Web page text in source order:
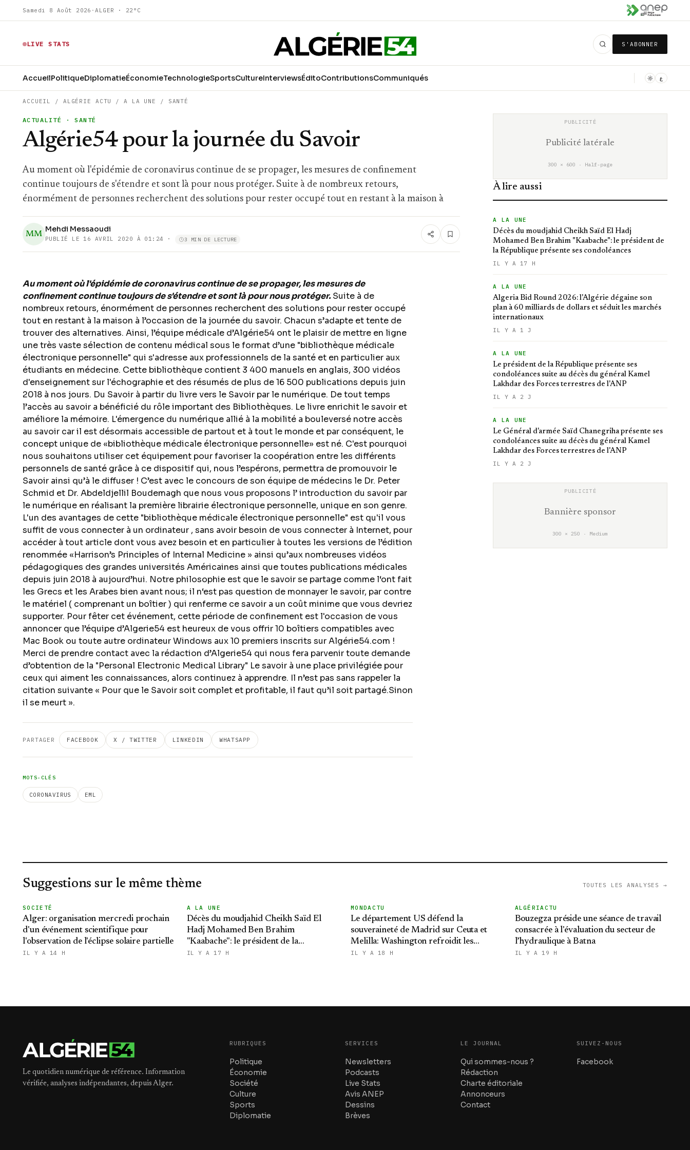
Samedi 8 Août 2026 ·ALGER · 22°C
LIVE STATS S'ABONNER
AccueilPolitiqueDiplomatieÉconomieTechnologieSportsCultureInterviewsÉditoContributionsCommuniqués ع
ACCUEIL / ALGÉRIE ACTU /A LA UNE / SANTÉ
ACTUALITÉ · SANTÉ
Algérie54 pour la journée du Savoir
Au moment où l'épidémie de coronavirus continue de se propager, les mesures de confinement
continue toujours de s'étendre et sont là pour nous protéger. Suite à de nombreux retours,
énormément de personnes recherchent des solutions pour rester occupé tout en restant à la maison à
MM
Mehdi Messaoudi
PUBLIÉ LE 16 AVRIL 2020 À 01:24 · 3 MIN DE LECTURE
Au moment où l'épidémie de coronavirus continue de se propager, les mesures de
confinement continue toujours de s'étendre et sont là pour nous protéger.Suite à de
nombreux retours, énormément de personnes recherchent des solutions pour rester occupé
tout en restant à la maison à l’occasion de la journée du savoir. Chacun s’adapte et tente de
trouver des alternatives. Ainsi, l’équipe médicale d’Algérie54 ont le plaisir de mettre en ligne
une très vaste sélection de contenu médical sous le format d’une "bibliothèque médicale
électronique personnelle" qui s'adresse aux professionnels de la santé et en particulier aux
étudiants en médecine. Cette bibliothèque contient 3 400 manuels en anglais, 300 vidéos
d'enseignement sur l'échographie et des résumés de plus de 16 500 publications depuis juin
2018 à nos jours. Du Savoir à partir du livre vers le Savoir par le numérique. De tout temps
l’accès au savoir a bénéficié du rôle important des Bibliothèques. Le livre enrichit le savoir et
améliore la mémoire. L'émergence du numérique allié à la mobilité a bouleversé notre accès
au savoir car il est désormais accessible de partout et à tout le monde et par conséquent, le
concept unique de «bibliothèque médicale électronique personnelle» est né. C'est pourquoi
nous souhaitons utiliser cet équipement pour favoriser la coopération entre les différents
personnels de santé grâce à ce dispositif qui, nous l’espérons, permettra de promouvoir le
Savoir ainsi qu’à le diffuser ! C’est avec le concours de son équipe de médecins le Dr. Peter
Schmid et Dr. Abdeldjellil Boudemagh que nous vous proposons l’ introduction du savoir par
le numérique en réalisant la première librairie électronique personnelle, unique en son genre.
L'un des avantages de cette "bibliothèque médicale électronique personnelle" est qu'il vous
suffit de vous connecter à un ordinateur , sans avoir besoin de vous connecter à Internet, pour
accéder à tout article dont vous avez besoin et en particulier à toutes les versions de l’édition
renommée «Harrison’s Principles of Internal Medicine » ainsi qu’aux nombreuses vidéos
pédagogiques des grandes universités Américaines ainsi que toutes publications médicales
depuis juin 2018 à aujourd’hui. Notre philosophie est que le savoir se partage comme l‘ont fait
les Grecs et les Arabes bien avant nous; il n‘est pas question de monnayer le savoir, par contre
le matériel ( comprenant un boîtier ) qui renferme ce savoir a un coût minime que vous devriez
supporter. Pour fêter cet événement, cette période de confinement est l'occasion de vous
annoncer que l’équipe d’Algerie54 est heureux de vous offrir 10 boîtiers compatibles avec
Mac Book ou toute autre ordinateur Windows aux 10 premiers inscrits sur Algérie54.com !
Merci de prendre contact avec la rédaction d’Algerie54 qui nous fera parvenir toute demande
d’obtention de la "Personal Electronic Medical Library" Le savoir à une place privilégiée pour
ceux qui aiment les connaissances, alors continuez à apprendre. Il n’est pas sans rappeler la
citation suivante « Pour que le Savoir soit complet et profitable, il faut qu’il soit partagé.Sinon
il se meurt ».
PARTAGER FACEBOOK X / TWITTER LINKEDIN WHATSAPP
MOTS-CLÉS
CORONAVIRUS EML
Publicité latérale
300 × 600 · Half-page
À lire aussi
A LA UNE
Décès du moudjahid Cheikh Saïd El Hadj
Mohamed Ben Brahim "Kaabache": le président de
la République présente ses condoléances
IL Y A 17 H
A LA UNE
Algeria Bid Round 2026: l'Algérie dégaine son
plan à 60 milliards de dollars et séduit les marchés
internationaux
IL Y A 1 J
A LA UNE
Le président de la République présente ses
condoléances suite au décès du général Kamel
Lakhdar des Forces terrestres de l'ANP
IL Y A 2 J
A LA UNE
Le Général d'armée Saïd Chanegriha présente ses
condoléances suite au décès du général Kamel
Lakhdar des Forces terrestres de l'ANP
IL Y A 2 J
Bannière sponsor
300 × 250 · Medium
Suggestions sur le même thème TOUTES LES ANALYSES →
SOCIETÉ
Alger: organisation mercredi prochain
d'un événement scientifique pour
l'observation de l'éclipse solaire partielle
IL Y A 14 H
A LA UNE
Décès du moudjahid Cheikh Saïd El
Hadj Mohamed Ben Brahim
"Kaabache": le président de la
République présente ses condoléances
IL Y A 17 H
MONDACTU
Le département US défend la
souveraineté de Madrid sur Ceuta et
Melilla: Washington refroidit les
ambitions expansionnistes du Makhzen
IL Y A 18 H
ALGÉRIACTU
Bouzegza préside une séance de travail
consacrée à l'évaluation du secteur de
l’hydraulique à Batna
IL Y A 19 H
Le quotidien numérique de référence. Information
vérifiée, analyses indépendantes, depuis Alger.
RUBRIQUES
Politique
Économie
Société
Culture
Sports
Diplomatie
SERVICES
Newsletters
Podcasts
Live Stats
Avis ANEP
Dessins
Brèves
LE JOURNAL
Qui sommes-nous ?
Rédaction
Charte éditoriale
Annonceurs
Contact
SUIVEZ-NOUS
Facebook